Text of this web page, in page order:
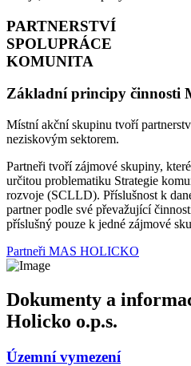
PARTNERSTVÍ
SPOLUPRÁCE
KOMUNITA
Základní principy činnosti
Místní akční skupinu tvoří
neziskovým sektorem.
Partneři tvoří zájmové skupiny,
určitou problematiku Strategie
rozvoje (SCLLD). Příslušnost k
partner podle své převažující
příslušný pouze k jedné zájmové
Partneři MAS HOLICKO
Dokumenty a
Holicko o.p.s.
Územní vymezení